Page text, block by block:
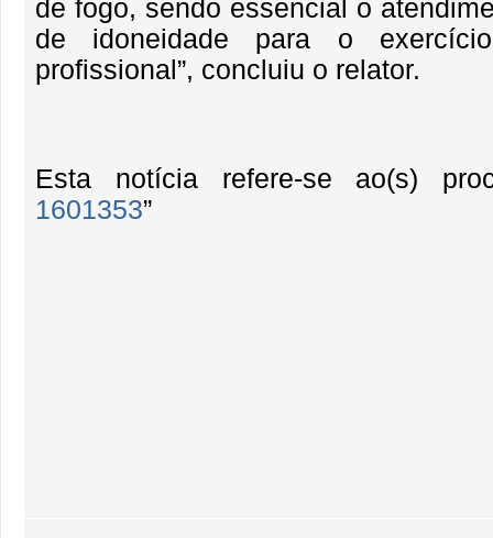
de fogo, sendo essencial o
de idoneidade para o
profissional”, concluiu o relator.
Esta notícia refere-se ao(s)
1601353”